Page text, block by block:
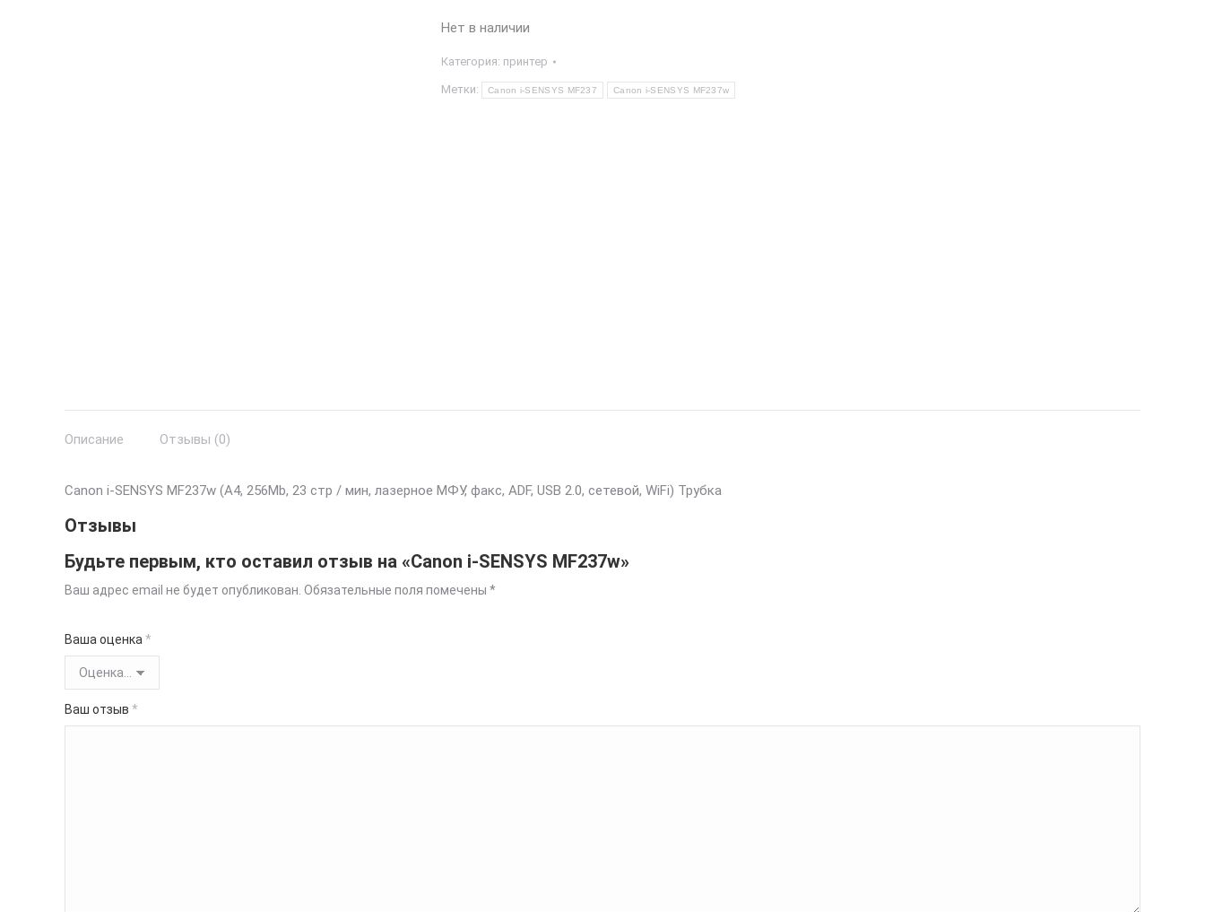
Нет в наличии
Категория: принтер
Метки: Canon i-SENSYS MF237 Canon i-SENSYS MF237w
Описание Отзывы (0)
Canon i-SENSYS MF237w (A4, 256Mb, 23 стр / мин, лазерное МФУ, факс, ADF, USB 2.0, сетевой, WiFi) Трубка
Отзывы
Будьте первым, кто оставил отзыв на «Canon i-SENSYS MF237w»
Ваш адрес email не будет опубликован. Обязательные поля помечены *
Ваша оценка *
Ваш отзыв *